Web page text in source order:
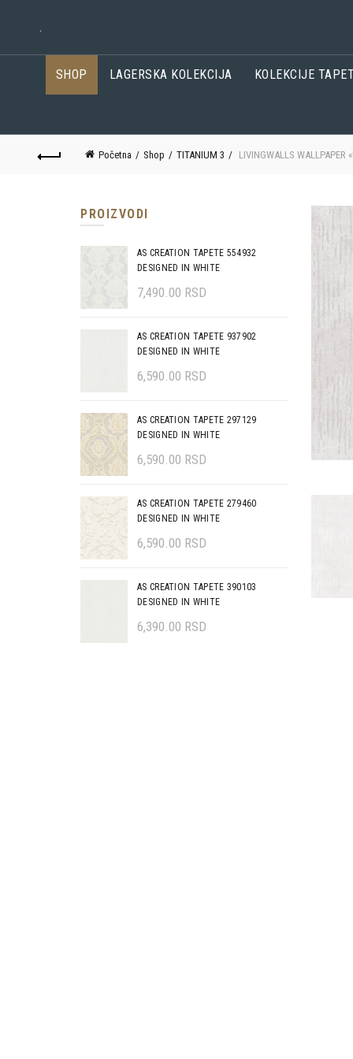
.
SHOP LAGERSKA KOLEKCIJA KOLEKCIJE
Početna Shop TITANIUM 3 LIVINGWALLS WALLPAPER
PROIZVODI
AS CREATION TAPETE 554932
DESIGNED IN WHITE
7,490.00 RSD
AS CREATION TAPETE 937902
DESIGNED IN WHITE
6,590.00 RSD
AS CREATION TAPETE 297129
DESIGNED IN WHITE
6,590.00 RSD
AS CREATION TAPETE 279460
DESIGNED IN WHITE
6,590.00 RSD
AS CREATION TAPETE 390103
DESIGNED IN WHITE
6,390.00 RSD